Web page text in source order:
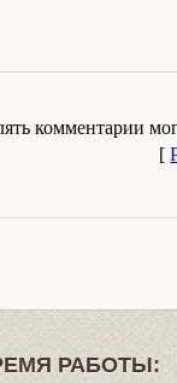
комментарии
[
РАБОТЫ: